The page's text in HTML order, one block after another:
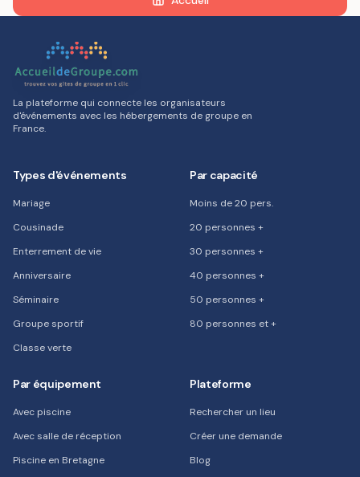
La plateforme qui connecte les organisateurs
d'événements avec les hébergements de groupe en
France.
Types d'événements
Mariage
Cousinade
Enterrement de vie
Anniversaire
Séminaire
Groupe sportif
Classe verte
Par capacité
Moins de 20 pers.
20 personnes +
30 personnes +
40 personnes +
50 personnes +
80 personnes et +
Par équipement
Avec piscine
Avec salle de réception
Piscine en Bretagne
Plateforme
Rechercher un lieu
Créer une demande
Blog